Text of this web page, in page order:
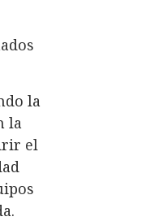
la
la
el